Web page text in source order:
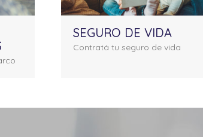
SEGURO DE VIDA
Contratá tu seguro de vida